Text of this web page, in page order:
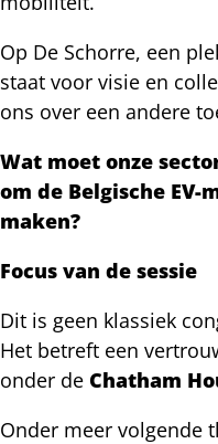
Op De Schorre, een
staat voor visie en
ons over een andere
Wat moet onze
om de Belgische
maken?
Focus van de sessie
Dit is geen klassiek
Het betreft een
onder de Chatham
Onder meer volgende